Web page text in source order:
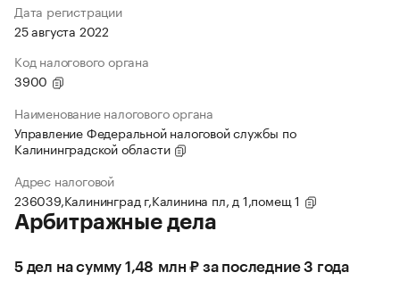
Дата регистрации
25 августа 2022
Код налогового органа
3900
Наименование налогового органа
Управление Федеральной налоговой службы по
Калининградской области
Адрес налоговой
236039,Калининград г,Калинина пл, д 1,помещ 1
Арбитражные дела
5 дел на сумму 1,48 млн ₽ за последние 3 года